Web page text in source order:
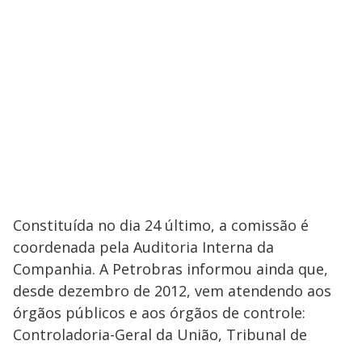
Constituída no dia 24 último, a comissão é
coordenada pela Auditoria Interna da
Companhia. A Petrobras informou ainda que,
desde dezembro de 2012, vem atendendo aos
órgãos públicos e aos órgãos de controle:
Controladoria-Geral da União, Tribunal de